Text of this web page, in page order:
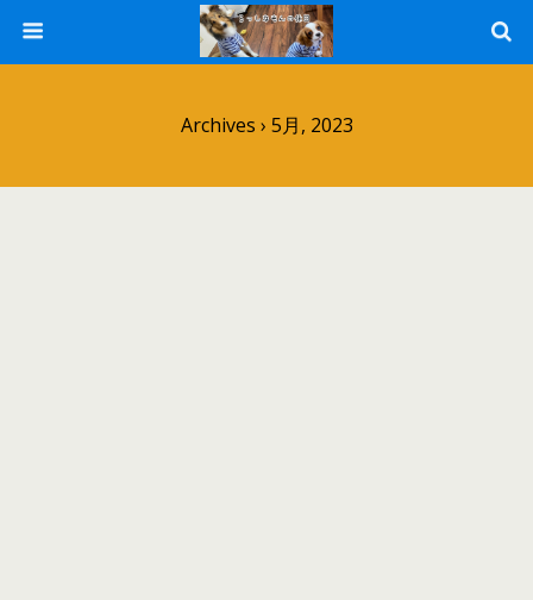
Archives › 5月, 2023